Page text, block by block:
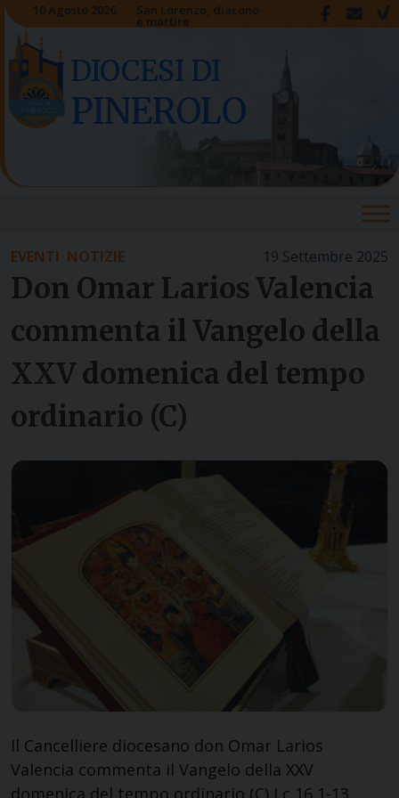
Skip
content DIOCESI DI
PINEROLO
10 Agosto 2026 San Lorenzo, diacono
e martire
19 Settembre 2025
EVENTI NOTIZIE
Don Omar Larios Valencia
commenta il Vangelo della
XXV domenica del tempo
ordinario (C)
Il Cancelliere diocesano don Omar Larios
Valencia commenta il Vangelo della XXV
domenica del tempo ordinario (C) Lc 16,1-13.